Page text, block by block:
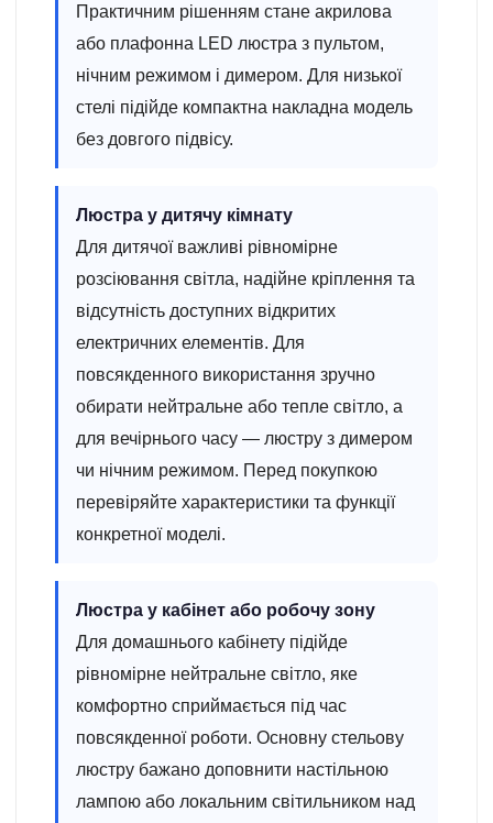
Практичним рішенням стане акрилова
або плафонна LED люстра з пультом,
нічним режимом і димером. Для низької
стелі підійде компактна накладна модель
без довгого підвісу.
Люстра у дитячу кімнату
Для дитячої важливі рівномірне
розсіювання світла, надійне кріплення та
відсутність доступних відкритих
електричних елементів. Для
повсякденного використання зручно
обирати нейтральне або тепле світло, а
для вечірнього часу — люстру з димером
чи нічним режимом. Перед покупкою
перевіряйте характеристики та функції
конкретної моделі.
Люстра у кабінет або робочу зону
Для домашнього кабінету підійде
рівномірне нейтральне світло, яке
комфортно сприймається під час
повсякденної роботи. Основну стельову
люстру бажано доповнити настільною
лампою або локальним світильником над